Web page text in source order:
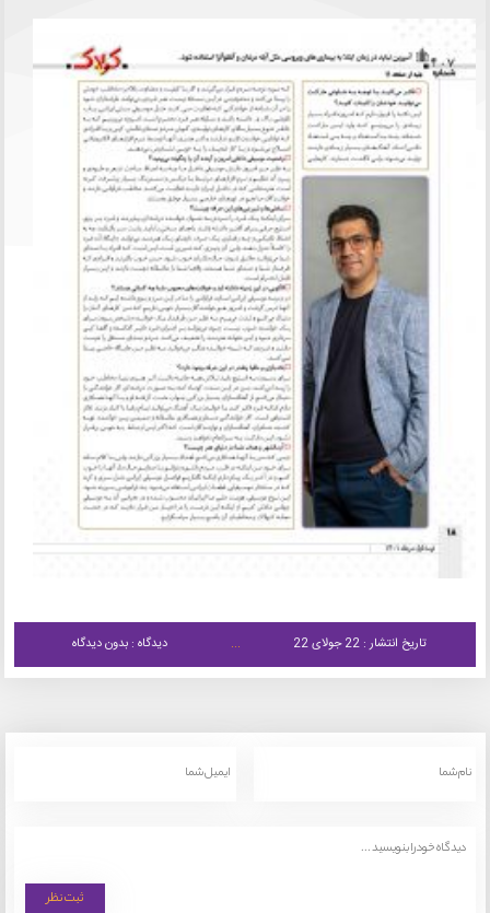
تاریخ انتشار : 22 جولای 22 دیدگاه : بدون دیدگاه